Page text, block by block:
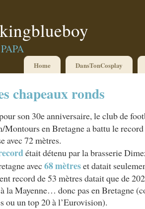
Home DansTonCosplay
chapeaux ronds
son 30e anniversaire, le club de
Montours en Bretagne a battu le
avec 72 mètres.
était détenu par la brasserie
avec68 mètreset datait
record de 53 mètres datait que de
la Mayenne… donc pas en Bretagne
ou un top 20 à l’Eurovision).